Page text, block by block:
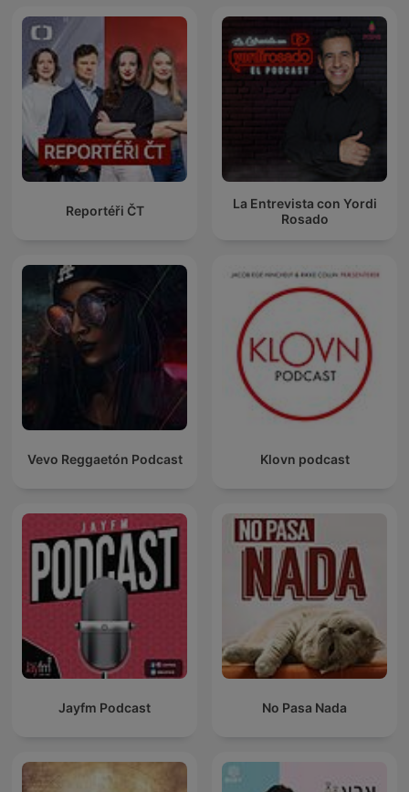
Reportéři ČT
La Entrevista con Yordi
Rosado
Vevo Reggaetón Podcast Klovn podcast
Jayfm Podcast No Pasa Nada